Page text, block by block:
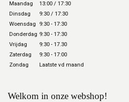
Maandag
13:00 / 17:30
Dinsdag
9:30 / 17:30
Woensdag
9:30 - 17:30
Donderdag 9:30 - 17:30
Vrijdag
9:30 - 17.30
Zaterdag
9:30 - 17:00
Zondag
Laatste vd maand
Welkom in onze webshop!